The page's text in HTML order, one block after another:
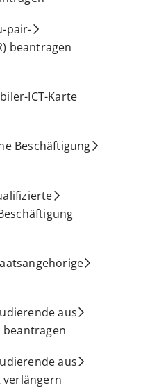
pair-
beantragen
ICT-Karte
Beschäftigung
aus
beantragen
aus
verlängern